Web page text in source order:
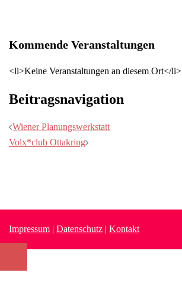
Kommende Veranstaltungen
<li>Keine Veranstaltungen an diesem Ort</li>
Beitragsnavigation
Wiener Planungswerkstatt
Volx*club Ottakring
Impressum | Datenschutz | Kontakt